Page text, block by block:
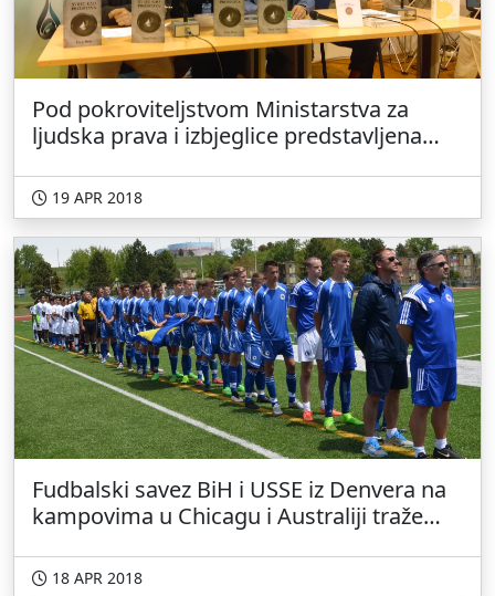
Pod pokroviteljstvom Ministarstva za
ljudska prava i izbjeglice predstavljena
19 APR 2018
Fudbalski savez BiH i USSE iz Denvera na
kampovima u Chicagu i Australiji traže
18 APR 2018